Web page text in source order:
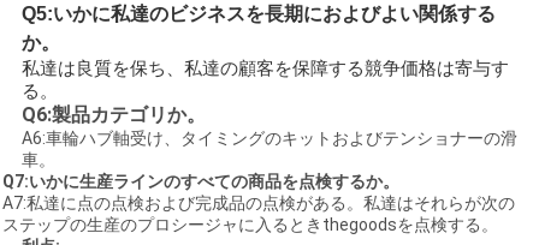
Q5:いかに私達のビジネスを長期におよびよい関係する
か。
私達は良質を保ち、私達の顧客を保障する競争価格は寄与す
る。
Q6:製品カテゴリか。
A6:車輪ハブ軸受け、タイミングのキットおよびテンショナーの滑
車。
Q7:いかに生産ラインのすべての商品を点検するか。
A7:私達に点の点検および完成品の点検がある。私達はそれらが次の
ステップの生産のプロシージャに入るときthegoodsを点検する。